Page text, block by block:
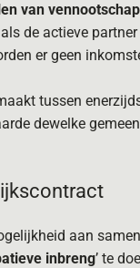
van
de actieve
er geen
tussen
dewelke
aan
inbreng’ te